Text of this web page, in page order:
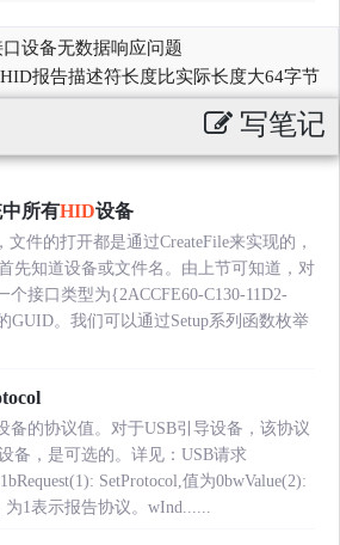
设备无数据响应问题
报告描述符长度比实际长度大64字节
写笔记
所有HID设备
文件的打开都是通过CreateFile来实现的，
先知道设备或文件名。由上节可知道，对
个接口类型为{2ACCFE60-C130-11D2-
GUID。我们可以通过Setup系列函数枚举
备的协议值。对于USB引导设备，该协议
备，是可选的。详见：USB请求
SetProtocol,值为0bwValue(2):
1表示报告协议。wInd......